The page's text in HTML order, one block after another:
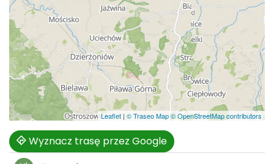
Leaflet | © Traseo Map© OpenStreetMap contributors
Wyznacz trasę przez Google